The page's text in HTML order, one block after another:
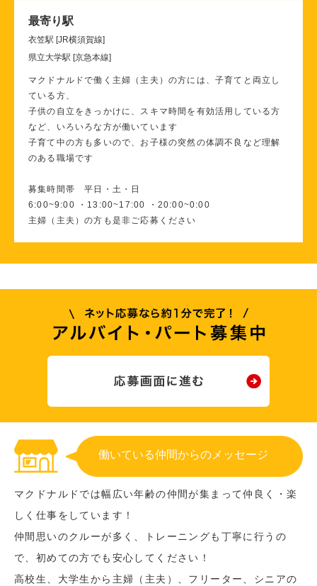
最寄り駅
衣笠駅 [JR横須賀線]
県立大学駅 [京急本線]
マクドナルドで働く主婦（主夫）の方には、子育てと両立し
ている方、
子供の自立をきっかけに、スキマ時間を有効活用している方
など、いろいろな方が働いています
子育て中の方も多いので、お子様の突然の体調不良など理解
のある職場です
募集時間帯 平日・土・日
6:00~9:00 ・13:00~17:00 ・20:00~0:00
主婦（主夫）の方も是非ご応募ください
働いている仲間からのメッセージ
マクドナルドでは幅広い年齢の仲間が集まって仲良く・楽
しく仕事をしています！
仲間思いのクルーが多く、トレーニングも丁寧に行うの
で、初めての方でも安心してください！
高校生、大学生から主婦（主夫）、フリーター、シニアの